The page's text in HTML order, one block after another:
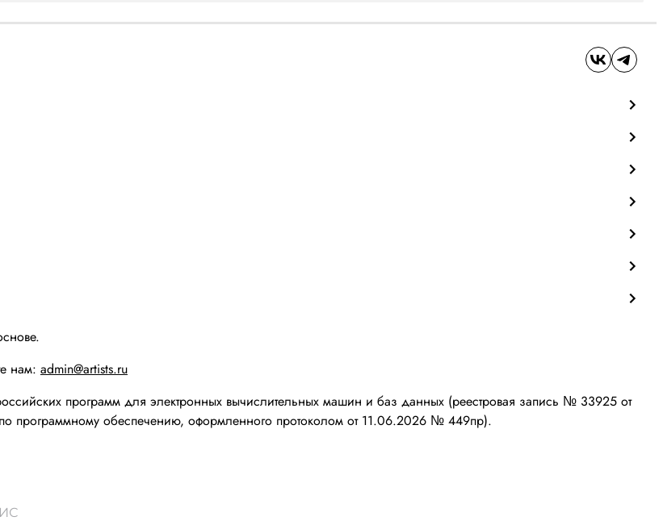
нам: admin@artists.ru
программ для электронных вычислительных машин и баз данных (реестровая запись № 33925 от
программному обеспечению, оформленного протоколом от 11.06.2026 № 449пр).